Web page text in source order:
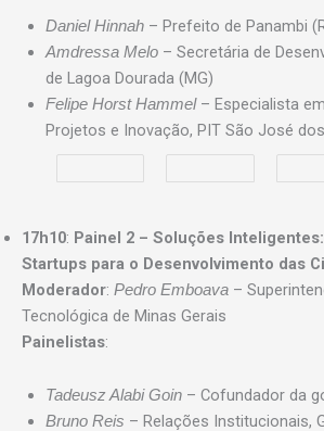
Daniel Hinnah– Prefeito de Panambi
Amdressa Melo– Secretária de
de Lagoa Dourada (MG)
Felipe Horst Hammel– Especialista
Projetos e Inovação, PIT São José
17h10: Painel 2 – Soluções
Startups para o Desenvolvimento das
Moderador: Pedro Emboava –
Tecnológica de Minas Gerais
Painelistas:
Tadeusz Alabi Goin– Cofundador da
Bruno Reis – Relações Institucionais,